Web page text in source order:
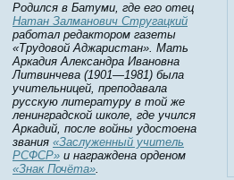
Родился в Батуми, где его отец
Натан Залманович Стругацкий
работал редактором газеты
«Трудовой Аджаристан». Мать
Аркадия Александра Ивановна
Литвинчева (1901—1981) была
учительницей, преподавала
русскую литературу в той же
ленинградской школе, где учился
Аркадий, после войны удостоена
звания «Заслуженный учитель
РСФСР» и награждена орденом
«Знак Почёта».